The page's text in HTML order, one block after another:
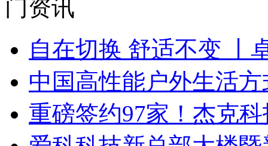
门资讯
自在切换 舒适不变 丨
中国高性能户外生活
重磅签约97家！杰克